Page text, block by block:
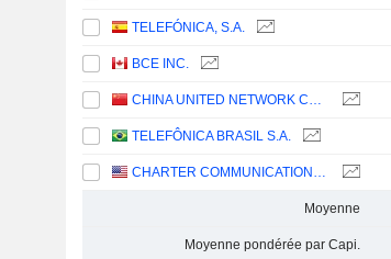
TELEFÓNICA, S.A.
BCE INC.
CHINA UNITED NETWORK COMMUNICATIONS LIMITED
TELEFÔNICA BRASIL S.A.
CHARTER COMMUNICATIONS, INC.
Moyenne
Moyenne pondérée par Capi.